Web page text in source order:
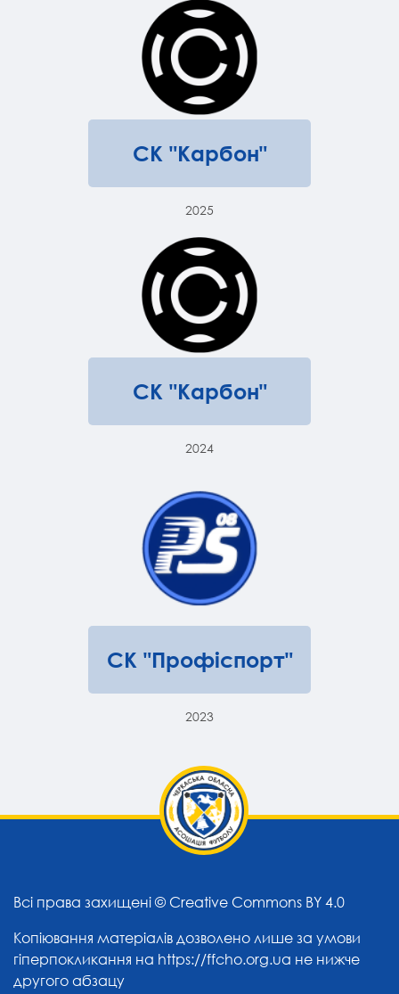
СК "Карбон"
2025
СК "Карбон"
2024
СК "Профіспорт"
2023
Всі права захищені © Creative Commons BY 4.0
Копіювання матеріалів дозволено лише за умови
гіперпокликання на https://ffcho.org.ua не нижче
другого абзацу